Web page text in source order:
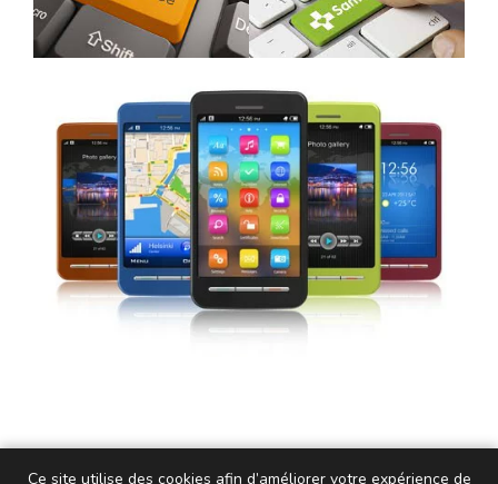
Ce site utilise des cookies afin d’améliorer votre expérience de